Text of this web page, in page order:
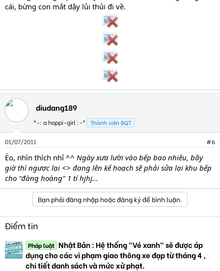
cái, bừng con mắt dậy lủi thủi đi về.
diudang189
*-: a happi-girl :-* Thành viên BQT
01/07/2011 #6
Èo, nhìn thích nhỉ ^^ Ngày xưa lười vào bếp bao nhiêu, bây
giờ thì ngược lại <> đang lên kế hoạch sẽ phải sửa lại khu bếp
cho "đàng hoàng" 1 tí hjhj...
Bạn phải đăng nhập hoặc đăng ký để bình luận.
Điểm tin
Pháp luật Nhật Bản : Hệ thống "Vé xanh" sẽ được áp
dụng cho các vi phạm giao thông xe đạp từ tháng 4 ,
chi tiết danh sách và mức xử phạt.